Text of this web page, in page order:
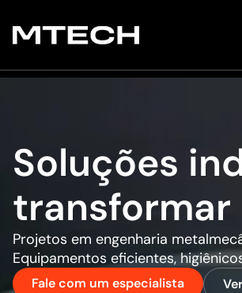
Soluções
transformar
Projetos em engenharia
Equipamentos eficientes,
Fale com um especialista